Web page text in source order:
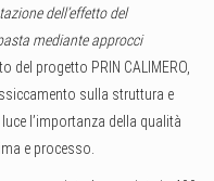
dell’effetto del
mediante approcci
del progetto PRIN CALIMERO,
sulla struttura e
l’importanza della qualità
e processo.